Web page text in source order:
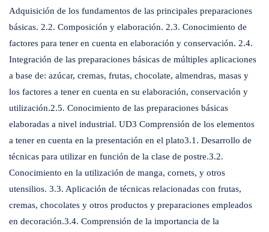
Adquisición de los fundamentos de las principales preparaciones
básicas. 2.2. Composición y elaboración. 2.3. Conocimiento de
factores para tener en cuenta en elaboración y conservación. 2.4.
Integración de las preparaciones básicas de múltiples aplicaciones
a base de: azúcar, cremas, frutas, chocolate, almendras, masas y
los factores a tener en cuenta en su elaboración, conservación y
utilización.2.5. Conocimiento de las preparaciones básicas
elaboradas a nivel industrial. UD3 Comprensión de los elementos
a tener en cuenta en la presentación en el plato3.1. Desarrollo de
técnicas para utilizar en función de la clase de postre.3.2.
Conocimiento en la utilización de manga, cornets, y otros
utensilios. 3.3. Aplicación de técnicas relacionadas con frutas,
cremas, chocolates y otros productos y preparaciones empleados
en decoración.3.4. Comprensión de la importancia de la